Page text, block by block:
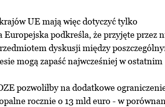
UE mają więc dotyczyć tylko
podkreśla, że przyjęte przez
dyskusji między
mogą zapaść najwcześniej w ostatnim
pozwoliłby na dodatkowe
rocznie o 13 mld euro - w